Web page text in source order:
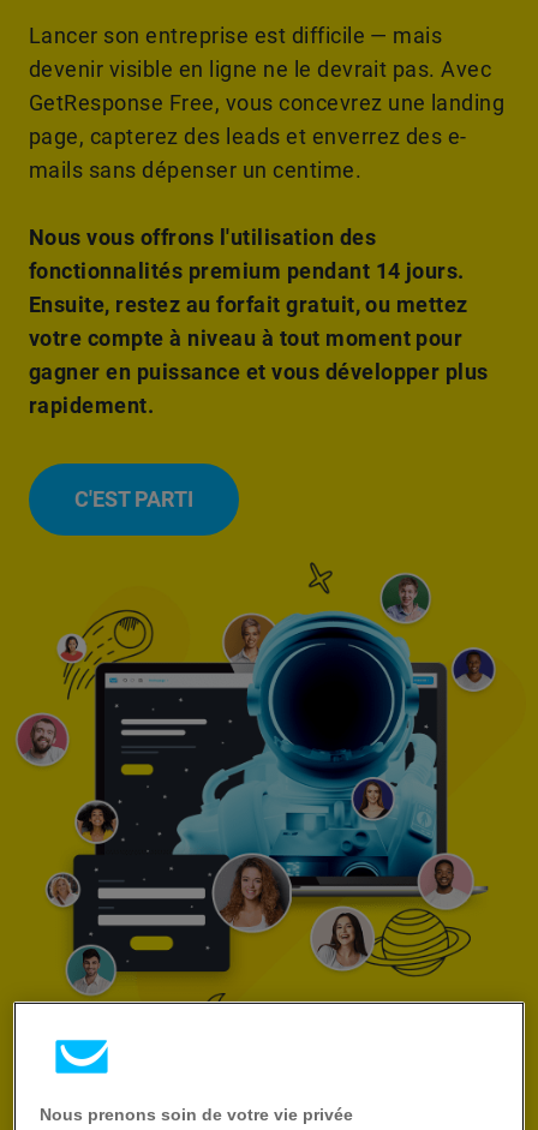
Lancer son entreprise est difficile — mais
devenir visible en ligne ne le devrait pas. Avec
GetResponse Free, vous concevrez une landing
page, capterez des leads et enverrez des e-
mails sans dépenser un centime.
Nous vous offrons l'utilisation des
fonctionnalités premium pendant 14 jours.
Ensuite, restez au forfait gratuit, ou mettez
votre compte à niveau à tout moment pour
gagner en puissance et vous développer plus
rapidement.
C'EST PARTI
Nous prenons soin de votre vie privée